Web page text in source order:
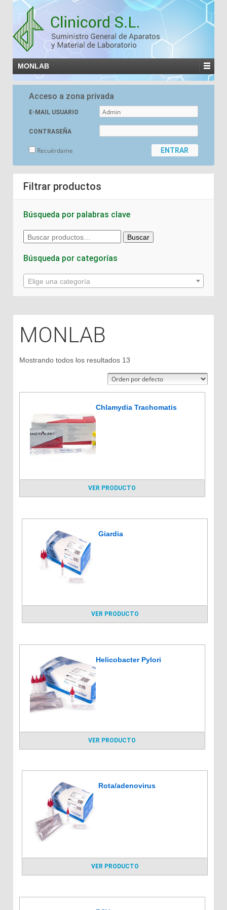
MONLAB
Acceso a zona privada
E-MAIL USUARIO
CONTRASEÑA
Recuérdame
Filtrar productos
Búsqueda por palabras clave
Buscar
por:
Buscar
Búsqueda por categorías
Elige una categoría
MONLAB
Mostrando todos los resultados 13
Chlamydia Trachomatis
VER PRODUCTO
Giardia
VER PRODUCTO
Helicobacter Pylori
VER PRODUCTO
Rota/adenovirus
VER PRODUCTO